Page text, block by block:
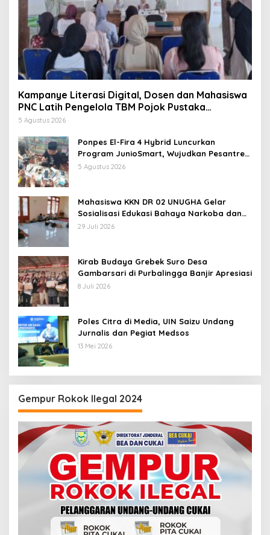
Kampanye Literasi Digital, Dosen dan Mahasiswa
PNC Latih Pengelola TBM Pojok Pustaka
Majenang Produksi Konten Medsos
5 Agustus 2026
Ponpes El-Fira 4 Hybrid Luncurkan
Program JunioSmart, Wujudkan Pesantren
Digital
5 Agustus 2026
Mahasiswa KKN DR 02 UNUGHA Gelar
Sosialisasi Edukasi Bahaya Narkoba dan
Tanggap Ular di Masjid Fathurrahman
29 Juli 2026
Kirab Budaya Grebek Suro Desa
Gambarsari di Purbalingga Banjir Apresiasi
8 Juli 2026
Poles Citra di Media, UIN Saizu Undang
Jurnalis dan Pegiat Medsos
13 Mei 2026
Gempur Rokok Ilegal 2024